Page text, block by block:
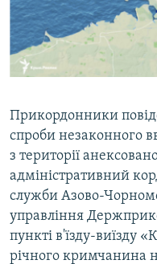
СВІДЧЕННЯ ОКУПАЦІЇ
УКРАЇНСЬКА ПРОБЛЕМА
ІНФОГРАФІКА
Qırımtatar
ДОЛУЧАЙСЯ!
Усі сайти RFE/RL
Прикордонники
спроби незаконного
з території
адміністративний
служби Азово-
управління
пункті в'їзду-виїзду
річного кримчанина